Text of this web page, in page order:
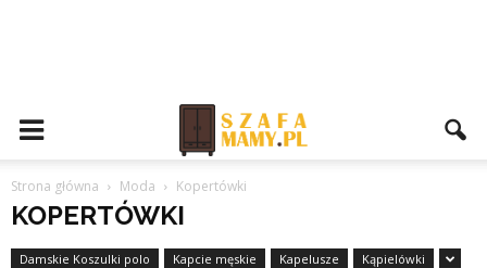
Strona główna Moda Kopertówki
KOPERTÓWKI
Damskie Koszulki polo Kapcie męskie Kapelusze Kąpielówki